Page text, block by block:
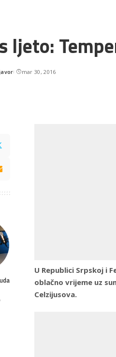
ljeto:
mar 30, 2016
U Republici Srpskoj i
oblačno vrijeme uz
Celzijusova.